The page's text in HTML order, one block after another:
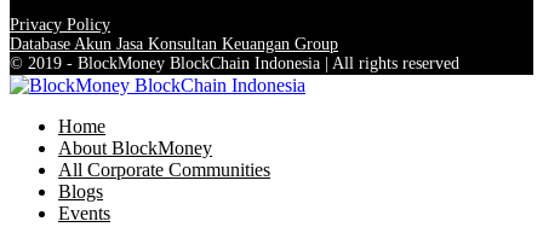
Privacy Policy
Database Akun Jasa Konsultan Keuangan Group
© 2019 - BlockMoney BlockChain Indonesia | All rights reserved
Home
About BlockMoney
All Corporate Communities
Blogs
Events